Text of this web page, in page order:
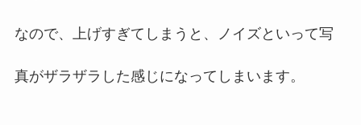
なので、上げすぎてしまうと、ノイズといって写
真がザラザラした感じになってしまいます。